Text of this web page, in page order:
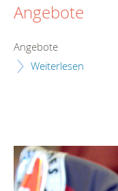
Angebote
Angebote
Weiterlesen